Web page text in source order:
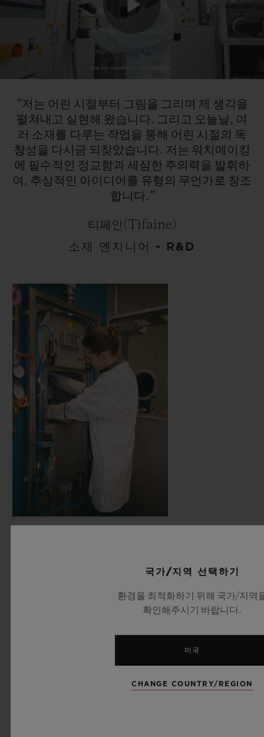
Play
Video
“저는 어린 시절부터 그림을 그리며 제 생각을
펼쳐내고 실현해 왔습니다. 그리고 오늘날, 여
러 소재를 다루는 작업을 통해 어린 시절의 독
창성을 다시금 되찾았습니다. 저는 워치메이킹
에 필수적인 정교함과 세심한 주의력을 발휘하
여, 추상적인 아이디어를 유형의 무언가로 창조
합니다.”
티페인(Tifaine)
소재 엔지니어 - R&D
국가/지역 선택하기
환경을 최적화하기 위해 국가/지역
확인해주시기 바랍니다.
미국
CHANGE COUNTRY/REGION